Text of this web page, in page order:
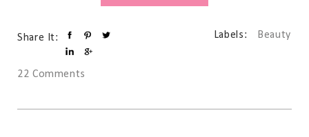
Share It:
22 Comments
Labels: Beauty